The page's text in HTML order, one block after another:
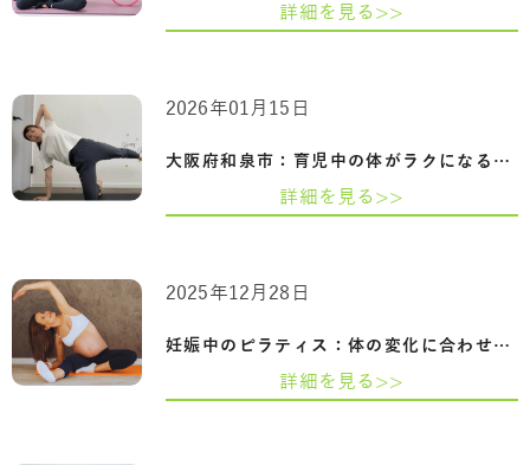
詳細を見る>>
大阪府和泉市：育児中の体がラクになる｜…
2026年01月15日
詳細を見る>>
妊娠中のピラティス：体の変化に合わせた…
2025年12月28日
詳細を見る>>